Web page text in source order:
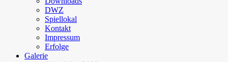
DWZ
Spiellokal
Kontakt
Impressum
Erfolge
Galerie